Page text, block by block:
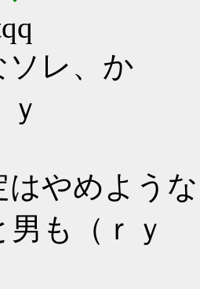
ソレ、か
はやめよう
男も（ｒｙ